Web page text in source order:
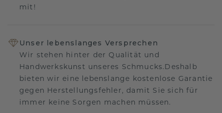
mit!
Unser lebenslanges Versprechen
Wir stehen hinter der Qualität und
Handwerkskunst unseres Schmucks.Deshalb
bieten wir eine lebenslange kostenlose Garantie
gegen Herstellungsfehler, damit Sie sich für
immer keine Sorgen machen müssen.